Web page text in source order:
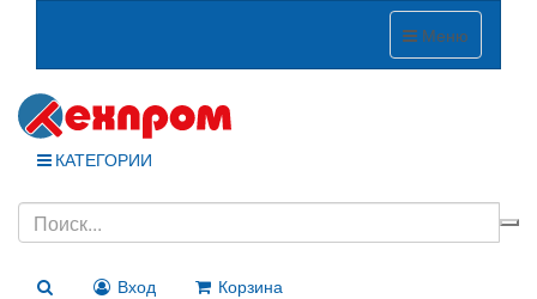
Меню
КАТЕГОРИИ
Вход
Корзина